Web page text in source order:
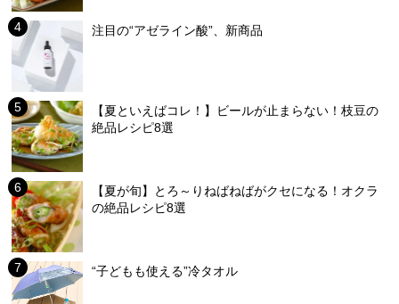
注目の“アゼライン酸”、新商品
【夏といえばコレ！】ビールが止まらない！枝豆の
絶品レシピ8選
【夏が旬】とろ～りねばねばがクセになる！オクラ
の絶品レシピ8選
“子どもも使える”冷タオル